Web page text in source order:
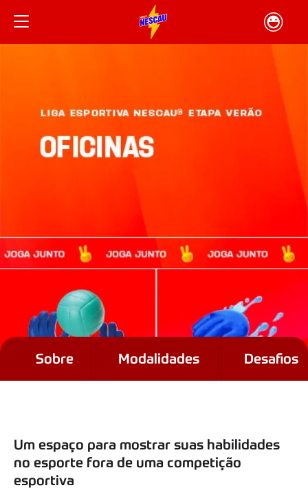
Sobre Modalidades Desafios
Oficinas
Liga
esportiva
NESCAU®
Um espaço para mostrar suas habilidades
no esporte fora de uma competição
esportiva